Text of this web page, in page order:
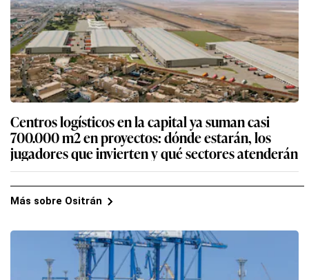
Centros logísticos en la capital ya suman casi
700.000 m2 en proyectos: dónde estarán, los
jugadores que invierten y qué sectores atenderán
Más sobre Ositrán